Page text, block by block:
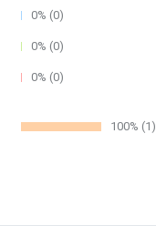
0% (0)
0% (0)
0% (0)
100% (1)